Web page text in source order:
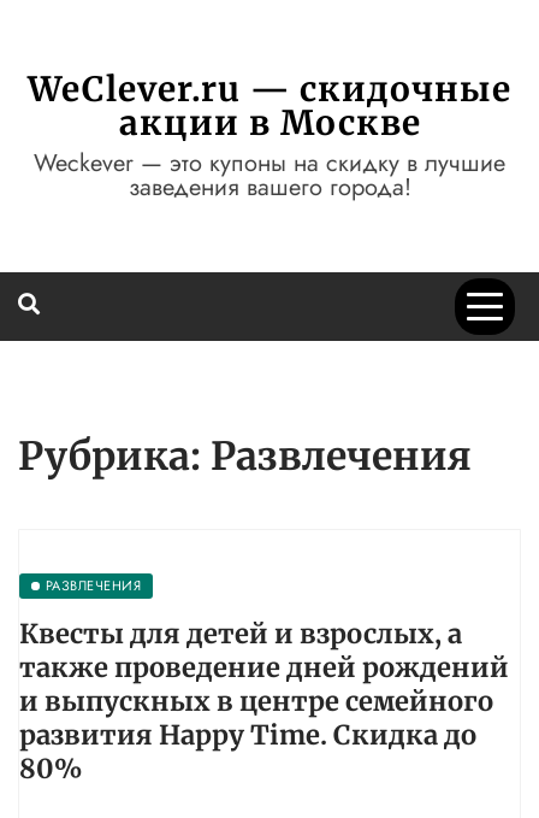
содержимому
WeClever.ru — скидочные
акции в Москве
Weckever — это купоны на скидку в лучшие
заведения вашего города!
Рубрика: Развлечения
РАЗВЛЕЧЕНИЯ
Квесты для детей и взрослых, а
также проведение дней рождений
и выпускных в центре семейного
развития Happy Time. Скидка до
80%